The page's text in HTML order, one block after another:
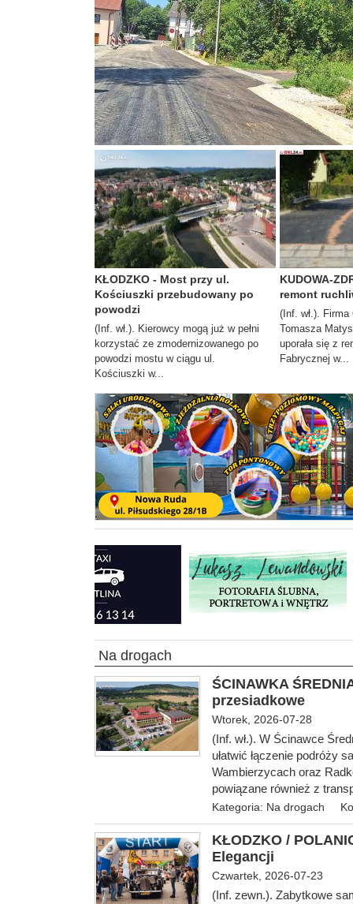
KŁODZKO - Most przy ul.
Kościuszki przebudowany po
powodzi
(Inf. wł.). Kierowcy mogą już w pełni
korzystać ze zmodernizowanego po
powodzi mostu w ciągu ul.
Kościuszki w...
KUDOWA-
remont
(Inf. wł.). Firma
Tomasza
uporała się z
Fabrycznej w...
Na drogach
ŚCINAWKA
przesiadkowe
Wtorek, 2026-07-28
(Inf. wł.). W Ścinawce
ułatwić łączenie podróży
Wambierzycach oraz
powiązane również z
Kategoria: Na drogach
KŁODZKO /
Elegancji
Czwartek, 2026-07-23
(Inf. zewn.). Zabytkowe